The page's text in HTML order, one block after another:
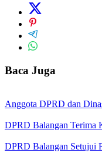
Baca Juga
Anggota DPRD dan
DPRD Balangan Terima
DPRD Balangan Setujui